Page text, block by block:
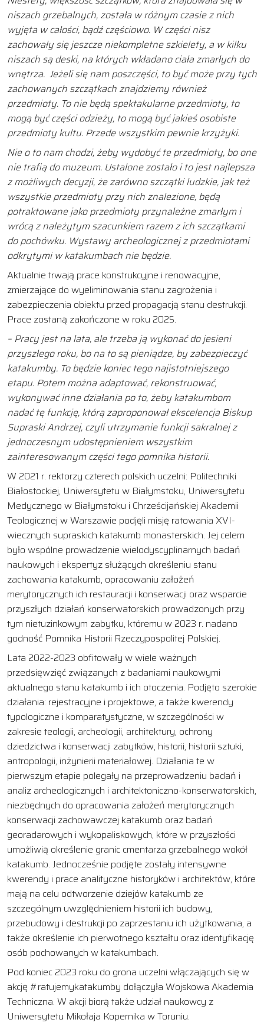
niszach grzebalnych, została w różnym czasie z nich
wyjęta w całości, bądź częściowo. W części nisz
zachowały się jeszcze niekompletne szkielety, a w kilku
niszach są deski, na których wkładano ciała zmarłych do
wnętrza. Jeżeli się nam poszczęści, to być może przy tych
zachowanych szczątkach znajdziemy również
przedmioty. To nie będą spektakularne przedmioty, to
mogą być części odzieży, to mogą być jakieś osobiste
przedmioty kultu. Przede wszystkim pewnie krzyżyki.
Nie o to nam chodzi, żeby wydobyć te przedmioty, bo one
nie trafią do muzeum. Ustalone zostało i to jest najlepsza
z możliwych decyzji, że zarówno szczątki ludzkie, jak też
wszystkie przedmioty przy nich znalezione, będą
potraktowane jako przedmioty przynależne zmarłym i
wrócą z należytym szacunkiem razem z ich szczątkami
do pochówku. Wystawy archeologicznej z przedmiotami
odkrytymi w katakumbach nie będzie.
Aktualnie trwają prace konstrukcyjne i renowacyjne,
zmierzające do wyeliminowania stanu zagrożenia i
zabezpieczenia obiektu przed propagacją stanu destrukcji.
Prace zostaną zakończone w roku 2025.
– Pracy jest na lata, ale trzeba ją wykonać do jesieni
przyszłego roku, bo na to są pieniądze, by zabezpieczyć
katakumby. To będzie koniec tego najistotniejszego
etapu. Potem można adaptować, rekonstruować,
wykonywać inne działania po to, żeby katakumbom
nadać tę funkcję, którą zaproponował ekscelencja Biskup
Supraski Andrzej, czyli utrzymanie funkcji sakralnej z
jednoczesnym udostępnieniem wszystkim
zainteresowanym części tego pomnika historii.
W 2021 r. rektorzy czterech polskich uczelni: Politechniki
Białostockiej, Uniwersytetu w Białymstoku, Uniwersytetu
Medycznego w Białymstoku i Chrześcijańskiej Akademii
Teologicznej w Warszawie podjęli misję ratowania XVI-
wiecznych supraskich katakumb monasterskich. Jej celem
było wspólne prowadzenie wielodyscyplinarnych badań
naukowych i ekspertyz służących określeniu stanu
zachowania katakumb, opracowaniu założeń
merytorycznych ich restauracji i konserwacji oraz wsparcie
przyszłych działań konserwatorskich prowadzonych przy
tym nietuzinkowym zabytku, któremu w 2023 r. nadano
godność Pomnika Historii Rzeczypospolitej Polskiej.
Lata 2022-2023 obfitowały w wiele ważnych
przedsięwzięć związanych z badaniami naukowymi
aktualnego stanu katakumb i ich otoczenia. Podjęto szerokie
działania: rejestracyjne i projektowe, a także kwerendy
typologiczne i komparatystyczne, w szczególności w
zakresie teologii, archeologii, architektury, ochrony
dziedzictwa i konserwacji zabytków, historii, historii sztuki,
antropologii, inżynierii materiałowej. Działania te w
pierwszym etapie polegały na przeprowadzeniu badań i
analiz archeologicznych i architektoniczno-konserwatorskich,
niezbędnych do opracowania założeń merytorycznych
konserwacji zachowawczej katakumb oraz badań
georadarowych i wykopaliskowych, które w przyszłości
umożliwią określenie granic cmentarza grzebalnego wokół
katakumb. Jednocześnie podjęte zostały intensywne
kwerendy i prace analityczne historyków i architektów, które
mają na celu odtworzenie dziejów katakumb ze
szczególnym uwzględnieniem historii ich budowy,
przebudowy i destrukcji po zaprzestaniu ich użytkowania, a
także określenie ich pierwotnego kształtu oraz identyfikację
osób pochowanych w katakumbach.
Pod koniec 2023 roku do grona uczelni włączających się w
akcję #ratujemykatakumby dołączyła Wojskowa Akademia
Techniczna. W akcji biorą także udział naukowcy z
Uniwersytetu Mikołaja Kopernika w Toruniu.